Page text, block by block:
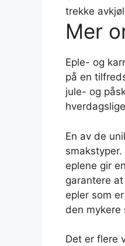
trekke
Mer
Eple- og
på en
jule- og
En av de
eplene gir
garantere
epler som
den mykere
Det er flere